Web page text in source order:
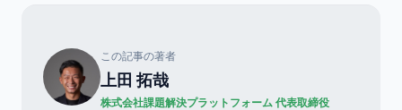
この記事の著者
上田 拓哉
株式会社課題解決プラットフォーム 代表取締役